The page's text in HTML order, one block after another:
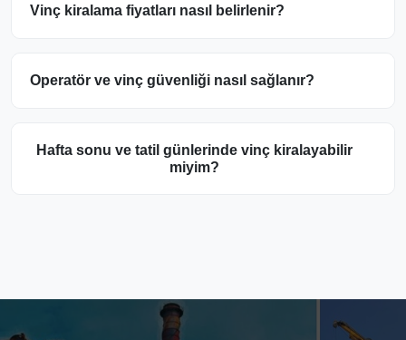
Vinç kiralama fiyatları nasıl belirlenir?
Operatör ve vinç güvenliği nasıl sağlanır?
Hafta sonu ve tatil günlerinde vinç kiralayabilir
miyim?